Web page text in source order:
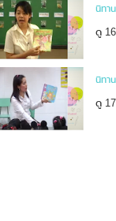
นิทา
ดู
นิทา
ดู